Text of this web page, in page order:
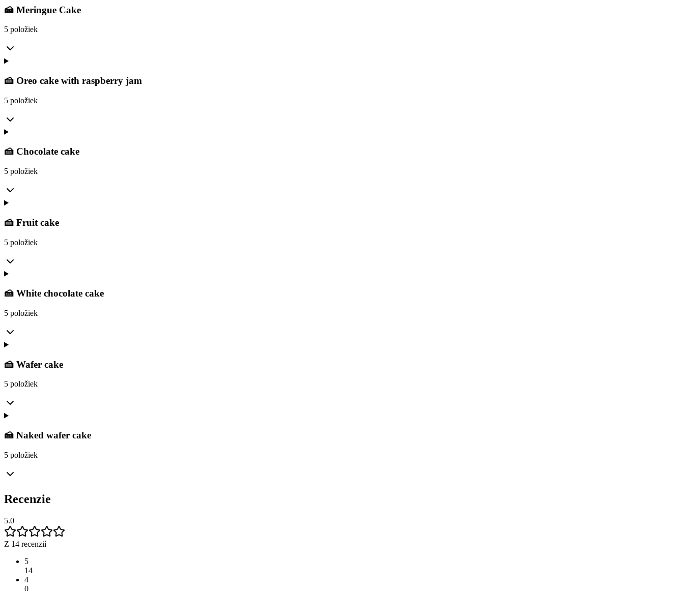
🍰 Meringue Cake
5 položiek
🍰 Oreo cake with raspberry jam
5 položiek
🍰 Chocolate cake
5 položiek
🍰 Fruit cake
5 položiek
🍰 White chocolate cake
5 položiek
🍰 Wafer cake
5 položiek
🍰 Naked wafer cake
5 položiek
Recenzie
5.0
Z 14 recenzií
5
14
4
0